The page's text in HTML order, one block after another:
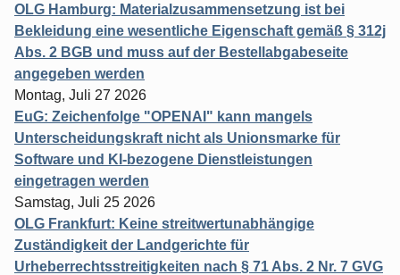
OLG Hamburg: Materialzusammensetzung ist bei
Bekleidung eine wesentliche Eigenschaft gemäß § 312j
Abs. 2 BGB und muss auf der Bestellabgabeseite
angegeben werden
Montag, Juli 27 2026
EuG: Zeichenfolge "OPENAI" kann mangels
Unterscheidungskraft nicht als Unionsmarke für
Software und KI-bezogene Dienstleistungen
eingetragen werden
Samstag, Juli 25 2026
OLG Frankfurt: Keine streitwertunabhängige
Zuständigkeit der Landgerichte für
Urheberrechtsstreitigkeiten nach § 71 Abs. 2 Nr. 7 GVG